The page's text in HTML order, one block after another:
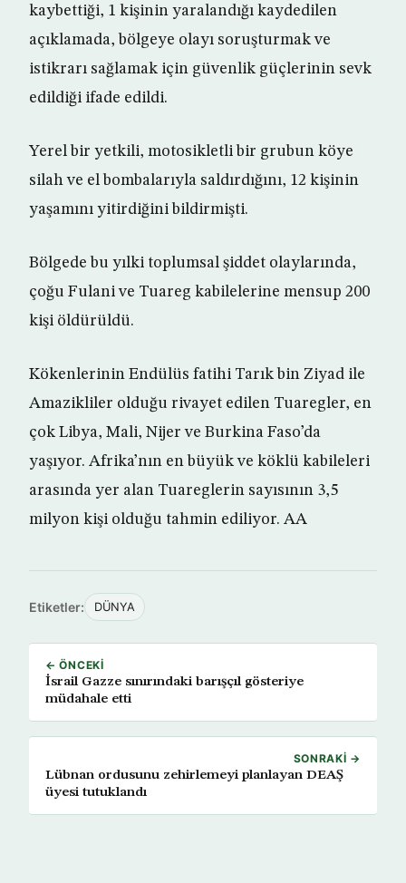
kaybettiği, 1 kişinin yaralandığı kaydedilen
açıklamada, bölgeye olayı soruşturmak ve
istikrarı sağlamak için güvenlik güçlerinin sevk
edildiği ifade edildi.
Yerel bir yetkili, motosikletli bir grubun köye
silah ve el bombalarıyla saldırdığını, 12 kişinin
yaşamını yitirdiğini bildirmişti.
Bölgede bu yılki toplumsal şiddet olaylarında,
çoğu Fulani ve Tuareg kabilelerine mensup 200
kişi öldürüldü.
Kökenlerinin Endülüs fatihi Tarık bin Ziyad ile
Amazikliler olduğu rivayet edilen Tuaregler, en
çok Libya, Mali, Nijer ve Burkina Faso’da
yaşıyor. Afrika’nın en büyük ve köklü kabileleri
arasında yer alan Tuareglerin sayısının 3,5
milyon kişi olduğu tahmin ediliyor. AA
Etiketler: DÜNYA
← ÖNCEKI
İsrail Gazze sınırındaki barışçıl gösteriye
müdahale etti
SONRAKI →
Lübnan ordusunu zehirlemeyi planlayan DEAŞ
üyesi tutuklandı